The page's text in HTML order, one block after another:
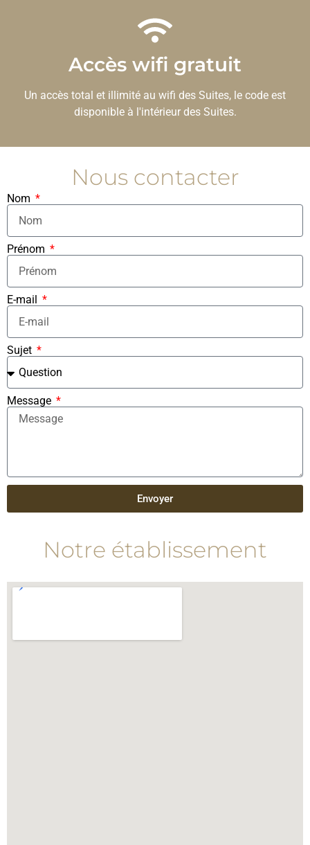
Accès wifi gratuit
Un accès total et illimité au wifi des Suites, le code est
disponible à l'intérieur des Suites.
Nous contacter
Nom
Prénom
E-mail
Sujet
Message
Envoyer
Notre établissement